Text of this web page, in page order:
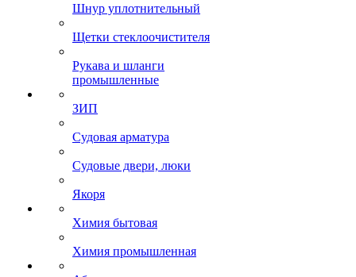
Шнур уплотнительный
Щетки стеклоочистителя
Рукава и шланги
промышленные
ЗИП
Судовая арматура
Судовые двери, люки
Якоря
Химия бытовая
Химия промышленная